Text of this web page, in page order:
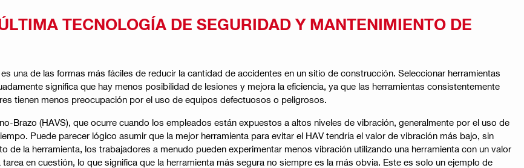
TECNOLOGÍA DE SEGURIDAD Y MANTENIMIENTO DE
una de las formas más fáciles de reducir la cantidad de accidentes en un sitio de construcción. Seleccionar herramientas
significa que hay menos posibilidad de lesiones y mejora la eficiencia, ya que las herramientas consistentemente
tienen menos preocupación por el uso de equipos defectuosos o peligrosos.
Brazo (HAVS), que ocurre cuando los empleados están expuestos a altos niveles de vibración, generalmente por el uso de
Puede parecer lógico asumir que la mejor herramienta para evitar el HAV tendría el valor de vibración más bajo, sin
de la herramienta, los trabajadores a menudo pueden experimentar menos vibración utilizando una herramienta con un valor
en cuestión, lo que significa que la herramienta más segura no siempre es la más obvia. Este es solo un ejemplo de